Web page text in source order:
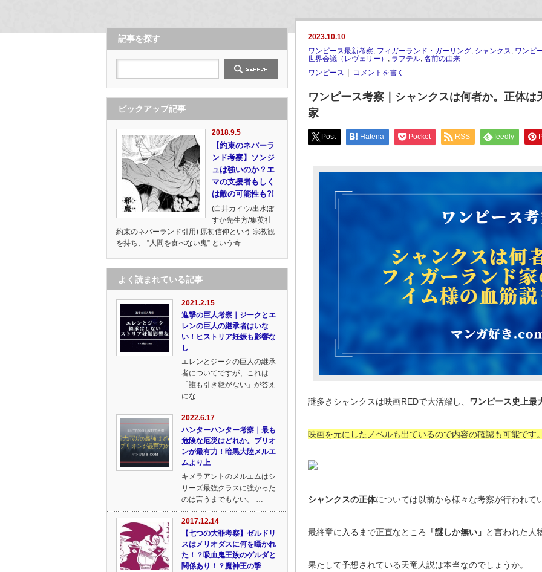
2023.10.10
ワンピース最新考察, フィガーランド・ガーリング, シャンクス, ワンピ
世界会議（レヴェリー） , ラフテル, 名前の由来
ワンピース
コメントを書く
ワンピース考察｜シャンクスは何者か。正体
家
Post Hatena Pocket RSS feedly
謎多きシャンクスは映画REDで大活躍し、 ワンピース史上最
映画を元にしたノベルも出ているので内容の確認も可能です。
シャンクスの正体については以前から様々な考察が行われて
最終章に入るまで正直なところ 「謎しか無い」 と言われた人
果たして予想されている天竜人説は本当なのでしょうか。
記事を探す
ピックアップ記事
2018.9.5
【約束のネバーラ
ンド考察】ソンジ
ュは強いのか？エ
マの支援者もしく
は敵の可能性も?!
(白井カイウ/出水ぽ
すか先生方/集英社
約束のネバーランド引用) 原初信仰という 宗教観
を持ち、 ”人間を食べない鬼” という奇…
よく読まれている記事
2021.2.15
進撃の巨人考察｜ジークとエ
レンの巨人の継承者はいな
い！ヒストリア妊娠も影響な
し
エレンとジークの巨人の継承
者についてですが、これは
「誰も引き継がない」が答え
にな…
2022.6.17
ハンターハンター考察｜最も
危険な厄災はどれか。ブリオ
ンが最有力！暗黒大陸メルエ
ムより上
キメラアントのメルエムはシ
リーズ最強クラスに強かった
のは言うまでもない。 …
2017.12.14
【七つの大罪考察】ゼルドリ
スはメリオダスに何を囁かれ
た！？吸血鬼王族のゲルダと
関係あり！？魔神王の撃